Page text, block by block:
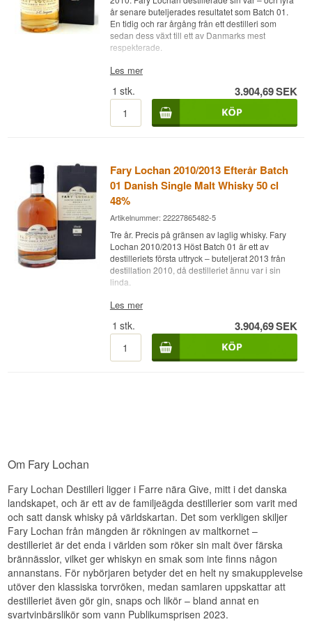
Smakprofil
Fruktig · Len · Säsong · Honung
Visste du att?
Fary Lochan publicerar inte alltid exakta
höstdestillationer sker typiskt i oktober–november
när temperaturen sjunker och jäsningen sker i ett
saktare tempo.
Lätt och frisk malt, citrus, vit persika och mild
vanilj.
Eftersmak
Kort till medellång, frisk och lätt fruktig med en
mild ekton.
Specifikationer
Namn: Fary Lochan Sommar 2010/2015 Batch
Typ: Dansk Single Malt Whisky
ABV: 46%
Storlek: 50 CL
Ej kylfiltrerad: Ja
Naturlig färg: Ja
Buteljerad: 2015
Smakprofil
Frisk · Fruktig · Lätt · Blomig
Visste du att?
Sommarens destillationer i Danmark sker vid
högre temperaturer än andra årstider – jäsningen
går snabbare och ger typiskt ett friskare, lättare
destillat med mer esteriga, fruktigare toner.
år senare buteljerades resultatet som Batch 01.
En tidig och rar årgång från ett destilleri som
sedan dess växt till ett av Danmarks mest
respekterade.
Expertens beskrivning
Fary Lochan Vår 2010/2014 Batch 01 är en
Dansk Single Malt Whisky buteljerad vid 47% i
50 cl. Destillerad 2010 och lagrad vid Fary
Lochan Distillery i Give, Jylland. Buteljerats 2014.
Smaknoter
Näsa
Lätt fruktig, honung, varm ek och en delikat
blomton.
Smak
Krämig malt, frisk frukt, vanilj och mild ek.
Eftersmak
Medellång, frisk och mild med en lätt ektor.
Specifikationer
Smakprofil
Fruktig · Honung · Len · Delikat
Investeringspotential
Medel. En tidig årgång från Fary Lochan med
vintage 2010 och begränsat antal flaskor.
Sådana tidiga uttryck tenderar att öka i värde när
destilleriet etablerar sig ytterligare.
Les mer
1 stk. 3.904,69SEK
Fary Lochan 2010/2013 Efterår Batch
01 Danish Single Malt Whisky 50 cl
48%
Artikelnummer: 22227865482-5
Tre år. Precis på gränsen av laglig whisky. Fary
Lochan 2010/2013 Höst Batch 01 är ett av
destilleriets första uttryck – buteljerat 2013 från
destillation 2010, då destilleriet ännu var i sin
linda.
Expertens beskrivning
Fary Lochan 2010/2013 Höst Batch 01 är en
Dansk Single Malt Whisky buteljerad vid 48% i
50 cl. Destillerad hösten 2010 och lagrad i tre år
vid Fary Lochan Distillery i Give, Jylland.
Smak
Maltig, lätt fruktig, frisk ek och en ung
spiritnotering.
Eftersmak
Kort till medellång, frisk och lätt med en mild
ektor.
Specifikationer
Les mer
1 stk. 3.904,69SEK
Om Fary Lochan
Fary Lochan Destilleri ligger i Farre nära Give, mitt i det danska
landskapet, och är ett av de familjeägda destillerier som varit med
och satt dansk whisky på världskartan. Det som verkligen skiljer
Fary Lochan från mängden är rökningen av maltkornet –
destilleriet är det enda i världen som röker sin malt över färska
brännässlor, vilket ger whiskyn en smak som inte finns någon
annanstans. För nybörjaren betyder det en helt ny smakupplevelse
utöver den klassiska torvröken, medan samlaren uppskattar att
destilleriet även gör gin, snaps och likör – bland annat en
svartvinbärslikör som vann Publikumsprisen 2023.